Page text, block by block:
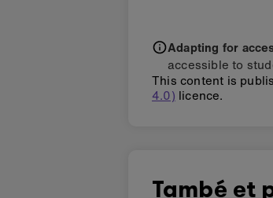
Adapting for
accessible to
This content is
4.0) licence.
També et